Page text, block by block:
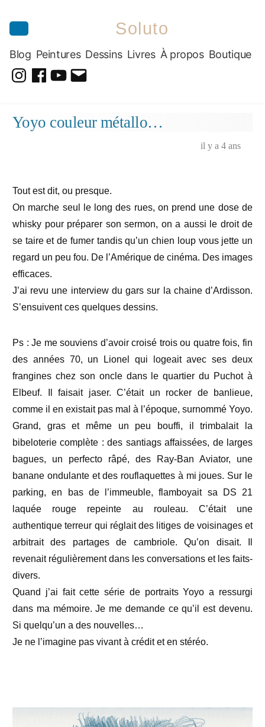
Soluto
Blog Peintures Dessins Livres À propos Boutique
Dessins
Yoyo couleur métallo…
il y a 4 ans
Tout est dit, ou presque.
On marche seul le long des rues, on prend une dose de
whisky pour préparer son sermon, on a aussi le droit de
se taire et de fumer tandis qu’un chien loup vous jette un
regard un peu fou. De l’Amérique de cinéma. Des images
efficaces.
J’ai revu une interview du gars sur la chaine d’Ardisson.
S’ensuivent ces quelques dessins.
Ps : Je me souviens d’avoir croisé trois ou quatre fois, fin
des années 70, un Lionel qui logeait avec ses deux
frangines chez son oncle dans le quartier du Puchot à
Elbeuf. Il faisait jaser. C’était un rocker de banlieue,
comme il en existait pas mal à l’époque, surnommé Yoyo.
Grand, gras et même un peu bouffi, il trimbalait la
bibeloterie complète : des santiags affaissées, de larges
bagues, un perfecto râpé, des Ray-Ban Aviator, une
banane ondulante et des rouflaquettes à mi joues. Sur le
parking, en bas de l’immeuble, flamboyait sa DS 21
laquée rouge repeinte au rouleau. C’était une
authentique terreur qui réglait des litiges de voisinages et
arbitrait des partages de cambriole. Qu’on disait. Il
revenait régulièrement dans les conversations et les faits-
divers.
Quand j’ai fait cette série de portraits Yoyo a ressurgi
dans ma mémoire. Je me demande ce qu’il est devenu.
Si quelqu’un a des nouvelles…
Je ne l’imagine pas vivant à crédit et en stéréo.